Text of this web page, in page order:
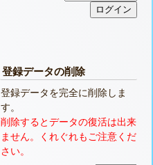
登録データの削除
登録データを完全に削除しま
す。
削除するとデータの復活は出来
ません。くれぐれもご注意くだ
さい。